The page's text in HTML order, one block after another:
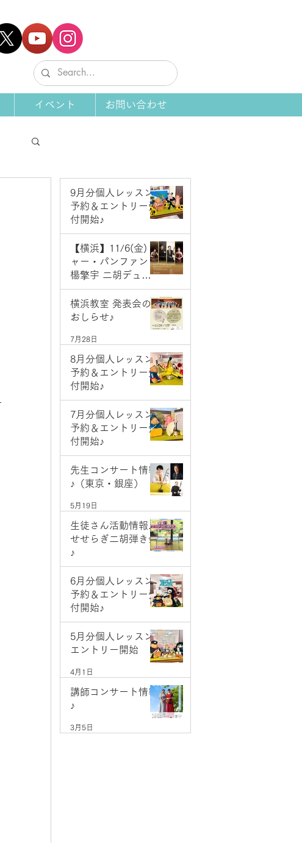
イベント お問い合わせ
9月分個人レッスン
予約＆エントリー受
付開始♪
【横浜】11/6(金) ジ
ャー・パンファン＆
楊擎宇 二胡デュオ
コンサート
横浜教室 発表会の
おしらせ♪
7月28日
8月分個人レッスン
予約＆エントリー受
付開始♪
7月分個人レッスン
予約＆エントリー受
付開始♪
先生コンサート情報
♪（東京・銀座）
5月19日
生徒さん活動情報♪
せせらぎ二胡弾き会
♪
6月分個人レッスン
予約＆エントリー受
付開始♪
5月分個人レッスン
エントリー開始
4月1日
講師コンサート情報
♪
3月5日